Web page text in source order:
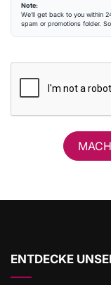
Note:
We’ll get back to you within
spam or promotions folder.
ENTDECKE